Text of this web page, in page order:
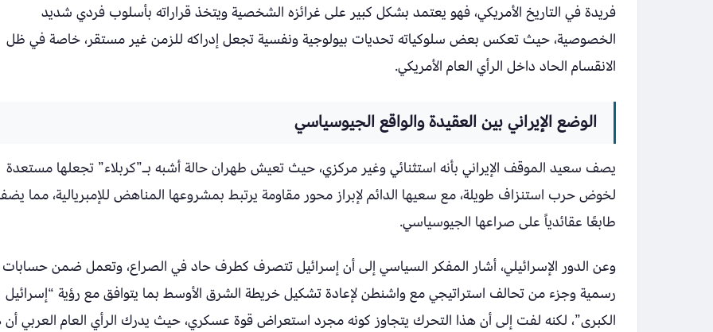
فريدة في التاريخ الأمريكي، فهو يعتمد بشكل كبير على غرائزه الشخصية ويتخذ قراراته بأسلوب فردي شديد
الخصوصية، حيث تعكس بعض سلوكياته تحديات بيولوجية ونفسية تجعل إدراكه للزمن غير مستقر، خاصة في ظل
الانقسام الحاد داخل الرأي العام الأمريكي.
الوضع الإيراني بين العقيدة والواقع الجيوسياسي
يصف سعيد الموقف الإيراني بأنه استثنائي وغير مركزي، حيث تعيش طهران حالة أشبه بـ”كربلاء” تجعلها مستعدة
لخوض حرب استنزاف طويلة، مع سعيها الدائم لإبراز محور مقاومة يرتبط بمشروعها المناهض للإمبريالية، مما
طابعًا عقائدياً على صراعها الجيوسياسي.
وعن الدور الإسرائيلي، أشار المفكر السياسي إلى أن إسرائيل تتصرف كطرف حاد في الصراع، وتعمل ضمن حسابات
رسمية وجزء من تحالف استراتيجي مع واشنطن لإعادة تشكيل خريطة الشرق الأوسط بما يتوافق مع رؤية “إسرائيل
الكبرى”، لكنه لفت إلى أن هذا التحرك يتجاوز كونه مجرد استعراض قوة عسكري، حيث يدرك الرأي العام العربي أن